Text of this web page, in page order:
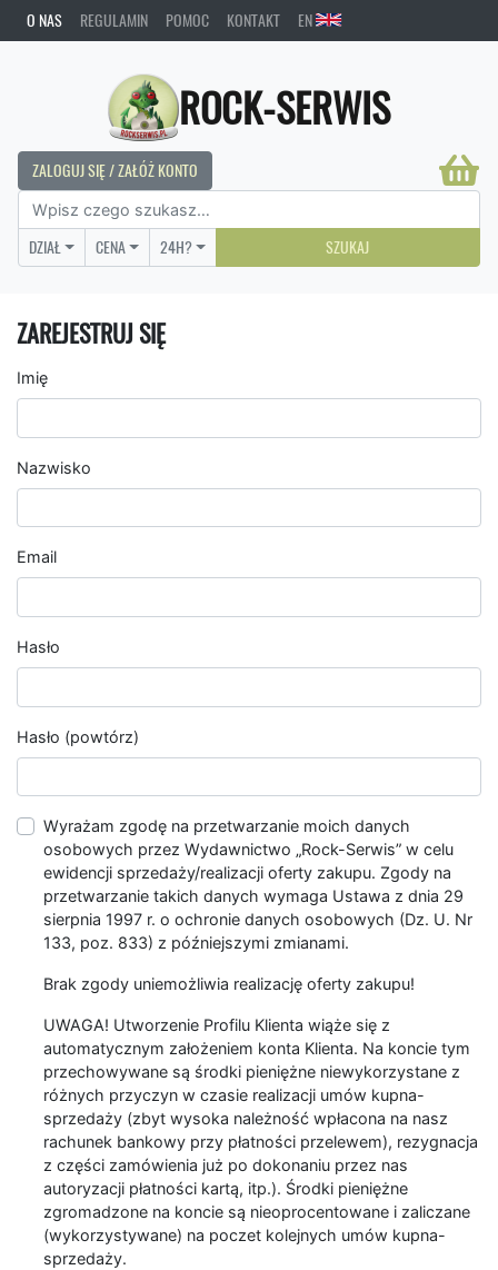
O NAS REGULAMIN POMOC KONTAKT EN
ROCK-SERWIS
ZALOGUJ SIĘ / ZAŁÓŻ KONTO
DZIAŁ CENA 24H? SZUKAJ
ZAREJESTRUJ SIĘ
Imię
Nazwisko
Email
Hasło
Hasło (powtórz)
Wyrażam zgodę na przetwarzanie moich danych
osobowych przez Wydawnictwo „Rock-Serwis” w celu
ewidencji sprzedaży/realizacji oferty zakupu. Zgody na
przetwarzanie takich danych wymaga Ustawa z dnia 29
sierpnia 1997 r. o ochronie danych osobowych (Dz. U. Nr
133, poz. 833) z późniejszymi zmianami.
Brak zgody uniemożliwia realizację oferty zakupu!
UWAGA! Utworzenie Profilu Klienta wiąże się z
automatycznym założeniem konta Klienta. Na koncie tym
przechowywane są środki pieniężne niewykorzystane z
różnych przyczyn w czasie realizacji umów kupna-
sprzedaży (zbyt wysoka należność wpłacona na nasz
rachunek bankowy przy płatności przelewem), rezygnacja
z części zamówienia już po dokonaniu przez nas
autoryzacji płatności kartą, itp.). Środki pieniężne
zgromadzone na koncie są nieoprocentowane i zaliczane
(wykorzystywane) na poczet kolejnych umów kupna-
sprzedaży.